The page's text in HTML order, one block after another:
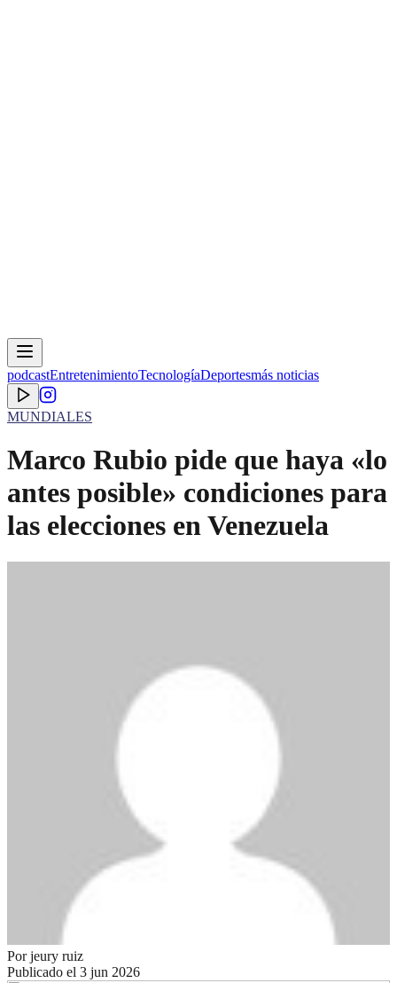
podcastEntretenimientoTecnologíaDeportesmás noticias
MUNDIALES
Marco Rubio pide que haya «lo
antes posible» condiciones para
las elecciones en Venezuela
Porjeury ruiz
Publicado el 3 jun 2026